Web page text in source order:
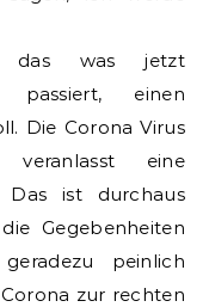
das was jetzt
passiert, einen
Die Corona Virus
eine
Das ist durchaus
Gegebenheiten
peinlich
zur rechten